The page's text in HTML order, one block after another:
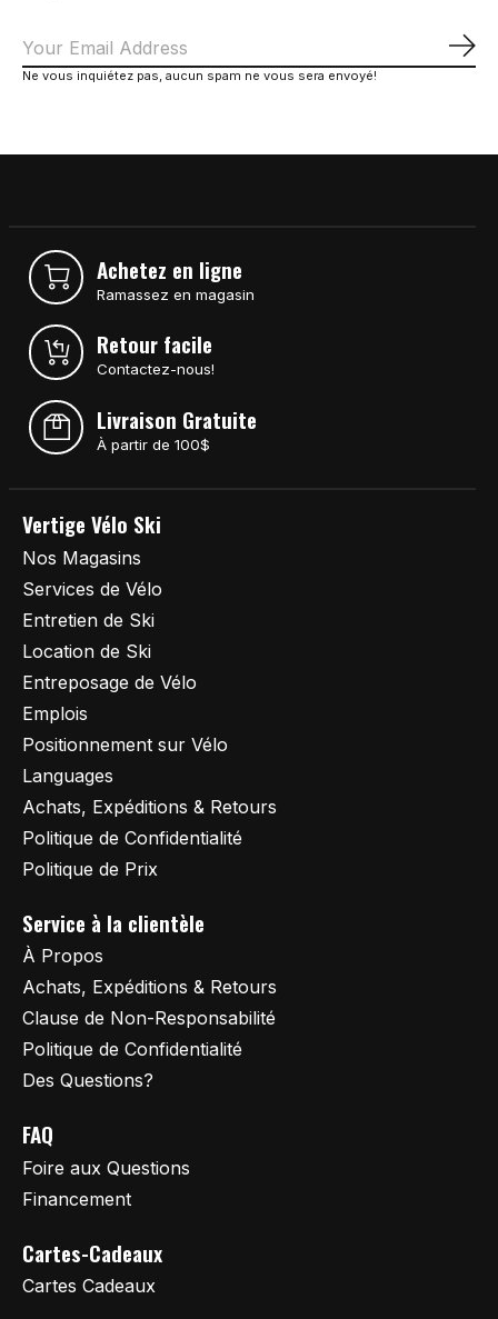
Ne vous inquiétez pas, aucun spam ne vous sera envoyé!
Achetez en ligne
Ramassez en magasin
Retour facile
Contactez-nous!
Livraison Gratuite
À partir de 100$
Vertige Vélo Ski
Nos Magasins
Services de Vélo
Entretien de Ski
Location de Ski
Entreposage de Vélo
Emplois
Positionnement sur Vélo
Languages
Achats, Expéditions & Retours
Politique de Confidentialité
Politique de Prix
Service à la clientèle
À Propos
Achats, Expéditions & Retours
Clause de Non-Responsabilité
Politique de Confidentialité
Des Questions?
FAQ
Foire aux Questions
Financement
Cartes-Cadeaux
Cartes Cadeaux